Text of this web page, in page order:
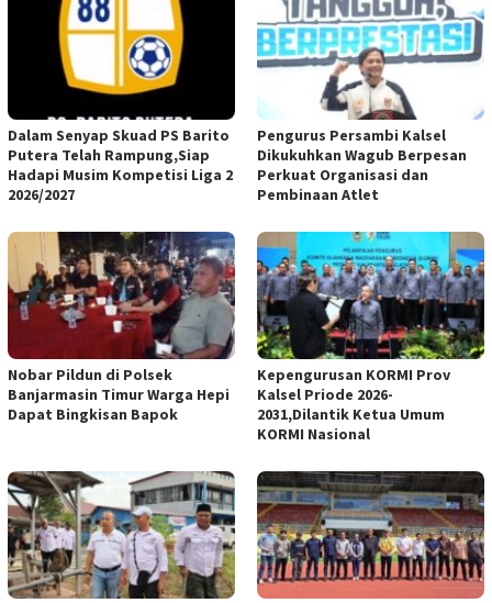
Dalam Senyap Skuad PS Barito
Putera Telah Rampung,Siap
Hadapi Musim Kompetisi Liga 2
2026/2027
Pengurus Persambi Kalsel
Dikukuhkan Wagub Berpesan
Perkuat Organisasi dan
Pembinaan Atlet
Nobar Pildun di Polsek
Banjarmasin Timur Warga Hepi
Dapat Bingkisan Bapok
Kepengurusan KORMI Prov
Kalsel Priode 2026-
2031,Dilantik Ketua Umum
KORMI Nasional